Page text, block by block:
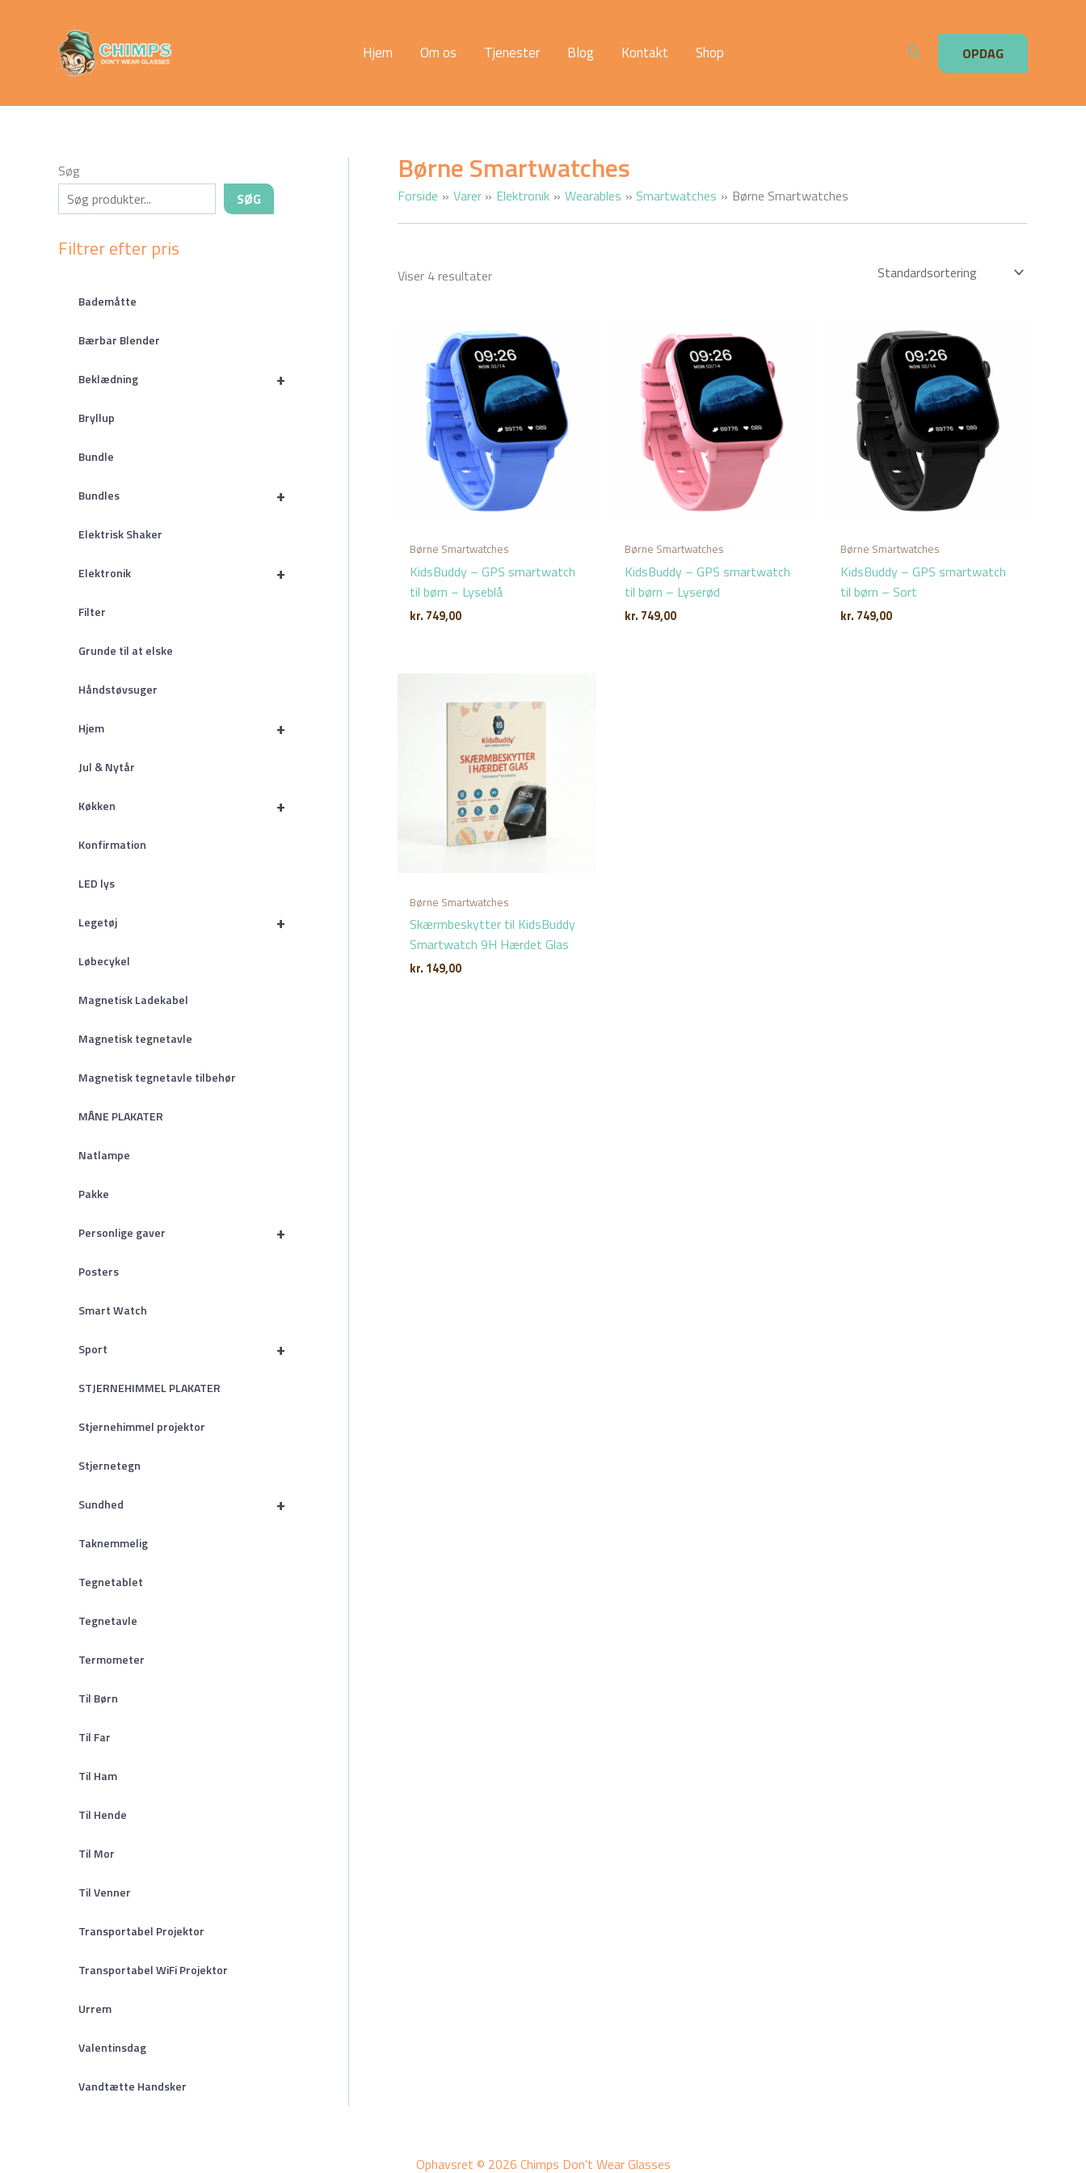
Hjem Om os Tjenester Blog Kontakt Shop Søg OPDAG
Søg
SØG
Filtrer efter pris
Bademåtte
Bærbar Blender
+
Beklædning
Bryllup
Bundle
+
Bundles
Elektrisk Shaker
+
Elektronik
Filter
Grunde til at elske
Håndstøvsuger
+
Hjem
Jul & Nytår
+
Køkken
Konfirmation
LED lys
+
Legetøj
Løbecykel
Magnetisk Ladekabel
Magnetisk tegnetavle
Magnetisk tegnetavle tilbehør
MÅNE PLAKATER
Natlampe
Pakke
+
Personlige gaver
Posters
Smart Watch
+
Sport
STJERNEHIMMEL PLAKATER
Stjernehimmel projektor
Stjernetegn
+
Sundhed
Taknemmelig
Tegnetablet
Tegnetavle
Termometer
Til Børn
Til Far
Til Ham
Til Hende
Til Mor
Til Venner
Transportabel Projektor
Transportabel WiFi Projektor
Urrem
Valentinsdag
Vandtætte Handsker
Børne Smartwatches
Forside Varer Elektronik Wearables Smartwatches Børne Smartwatches
Viser 4 resultater
Børne Smartwatches
KidsBuddy – GPS smartwatch
til børn – Lyseblå
kr. 749,00
Børne Smartwatches
KidsBuddy – GPS smartwatch
til børn – Lyserød
kr. 749,00
Børne Smartwatches
KidsBuddy – GPS smartwatch
til børn – Sort
kr. 749,00
Børne Smartwatches
Skærmbeskytter til KidsBuddy
Smartwatch 9H Hærdet Glas
kr. 149,00
Ophavsret © 2026 Chimps Don't Wear Glasses